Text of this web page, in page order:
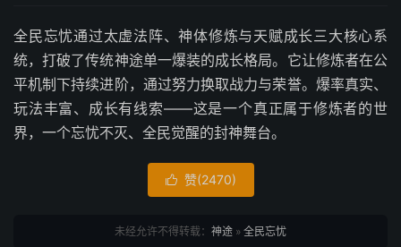
全民忘忧通过太虚法阵、神体修炼与天赋成长三大核心系
统，打破了传统神途单一爆装的成长格局。它让修炼者在公
平机制下持续进阶，通过努力换取战力与荣誉。爆率真实、
玩法丰富、成长有线索——这是一个真正属于修炼者的世
界，一个忘忧不灭、全民觉醒的封神舞台。
 赞(2470)
未经允许不得转载： 神途 » 全民忘忧